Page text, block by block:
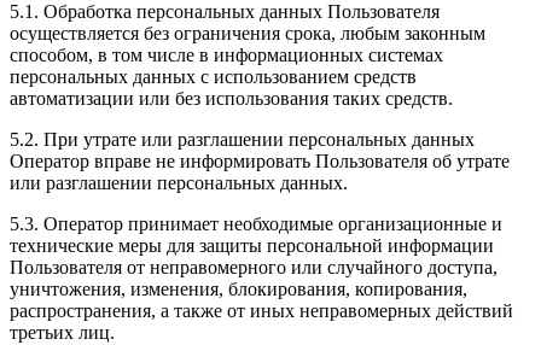
5.1. Обработка персональных данных Пользователя
осуществляется без ограничения срока, любым законным
способом, в том числе в информационных системах
персональных данных с использованием средств
автоматизации или без использования таких средств.
5.2. При утрате или разглашении персональных данных
Оператор вправе не информировать Пользователя об утрате
или разглашении персональных данных.
5.3. Оператор принимает необходимые организационные и
технические меры для защиты персональной информации
Пользователя от неправомерного или случайного доступа,
уничтожения, изменения, блокирования, копирования,
распространения, а также от иных неправомерных действий
третьих лиц.